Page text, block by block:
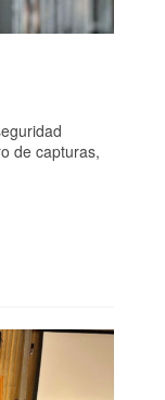
de capturas,